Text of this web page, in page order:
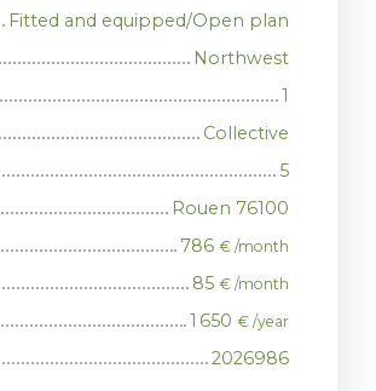
Fitted and equipped/Open plan
Northwest
1
Collective
5
Rouen 76100
786 € /month
85 € /month
1 650 € /year
2026986